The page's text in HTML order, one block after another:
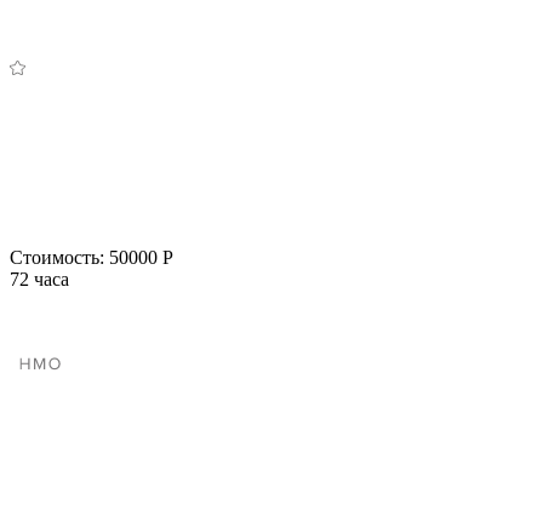
Стоимость: 50000 Р
72 часа